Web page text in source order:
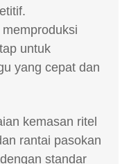
untuk
yang cepat dan
kemasan ritel
rantai pasokan
standar